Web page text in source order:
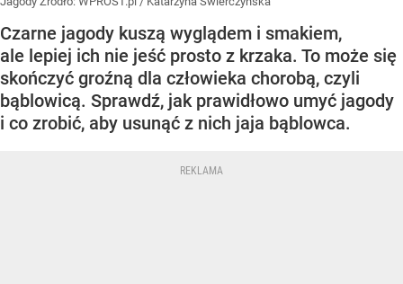
Czarne jagody kuszą wyglądem i smakiem,
ale lepiej ich nie jeść prosto z krzaka. To może się
skończyć groźną dla człowieka chorobą, czyli
bąblowicą. Sprawdź, jak prawidłowo umyć jagody
i co zrobić, aby usunąć z nich jaja bąblowca.